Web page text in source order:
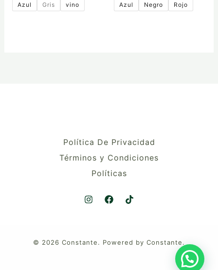
Azul Gris vino Azul Negro Rojo
Política De Privacidad
Términos y Condiciones
Políticas
© 2026 Constante. Powered by Constante.